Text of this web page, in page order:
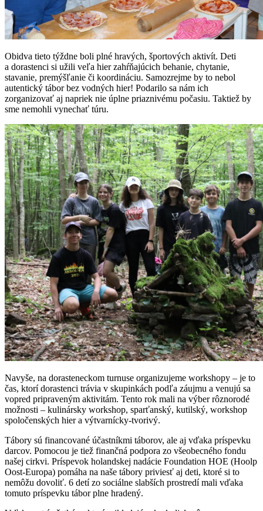
Obidva tieto týždne boli plné hravých, športových aktivít. Deti
a dorastenci si užili veľa hier zahŕňajúcich behanie, chytanie,
stavanie, premýšľanie či koordináciu. Samozrejme by to nebol
autentický tábor bez vodných hier! Podarilo sa nám ich
zorganizovať aj napriek nie úplne priaznivému počasiu. Taktiež by
sme nemohli vynechať túru.
Navyše, na dorasteneckom turnuse organizujeme workshopy – je to
čas, ktorí dorastenci trávia v skupinkách podľa záujmu a venujú sa
vopred pripraveným aktivitám. Tento rok mali na výber rôznorodé
možnosti – kulinársky workshop, sparťanský, kutilský, workshop
spoločenských hier a výtvarnícky-tvorivý.
Tábory sú financované účastníkmi táborov, ale aj vďaka príspevku
darcov. Pomocou je tiež finančná podpora zo všeobecného fondu
našej cirkvi. Príspevok holandskej nadácie Foundation HOE (Hoolp
Oost-Europa) pomáha na naše tábory priviesť aj deti, ktoré si to
nemôžu dovoliť. 6 detí zo sociálne slabších prostredí mali vďaka
tomuto príspevku tábor plne hradený.